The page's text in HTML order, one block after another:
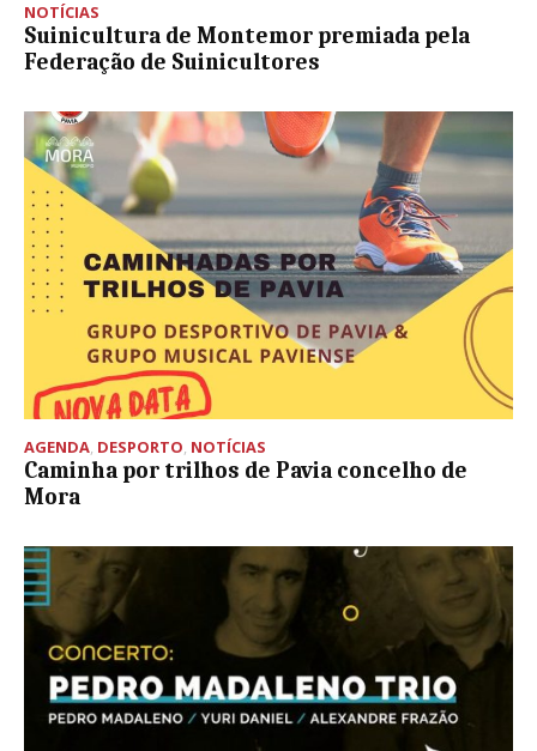
NOTÍCIAS
Suinicultura de Montemor premiada pela
Federação de Suinicultores
AGENDA, DESPORTO, NOTÍCIAS
Caminha por trilhos de Pavia concelho de
Mora